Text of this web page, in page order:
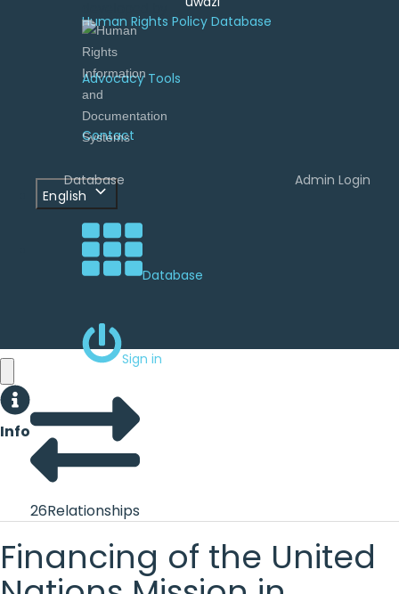
Human Rights Policy Database
Advocacy Tools
Contact
English
Database
Sign in
Database Admin Login
Info
26Relationships
Financing of the United